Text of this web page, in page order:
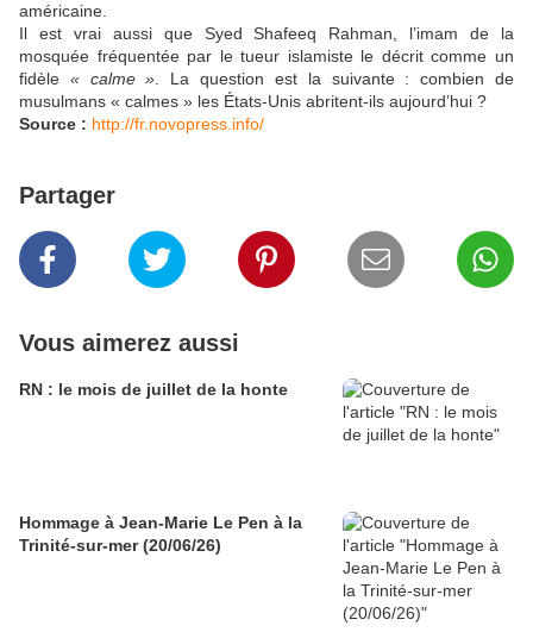
américaine.
Il est vrai aussi que Syed Shafeeq Rahman, l’imam de la
mosquée fréquentée par le tueur islamiste le décrit comme un
fidèle « calme » . La question est la suivante : combien de
musulmans « calmes » les États-Unis abritent-ils aujourd’hui ?
Source : http://fr.novopress.info/
Partager
Vous aimerez aussi
RN : le mois de juillet de la honte
Hommage à Jean-Marie Le Pen à la
Trinité-sur-mer (20/06/26)